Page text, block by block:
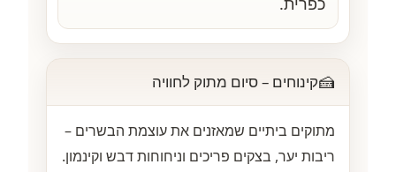
🍰קינוחים – סיום מתוק לחוויה
מתוקים ביתיים שמאזנים את עוצמת הבשרים –
ריבות יער, בצקים פריכים וניחוחות דבש וקינמון.